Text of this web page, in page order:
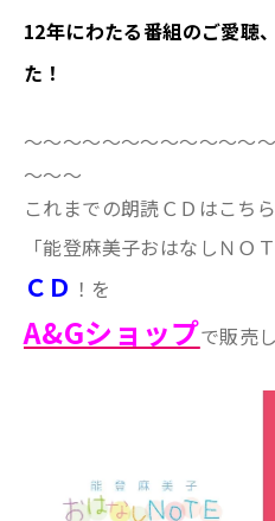
12年にわたる番組のご愛聴
た！
～～～～～～～～～～～～
～～～
これまでの朗読ＣＤはこちら
「能登麻美子おはなしＮＯ
ＣＤ ！を
A&Gショップで販売